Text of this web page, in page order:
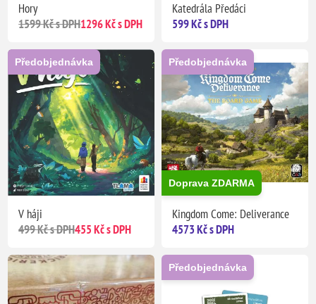
Hory
1599 Kč s DPH1296 Kč s DPH
Katedrála Předáci
599 Kč s DPH
Předobjednávka
V háji
499 Kč s DPH455 Kč s DPH
Předobjednávka
Doprava ZDARMA
Kingdom Come: Deliverance
4573 Kč s DPH
Předobjednávka